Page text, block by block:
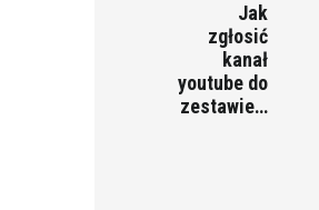
Jak
zgłosić
kanał
youtube do
zestawie…